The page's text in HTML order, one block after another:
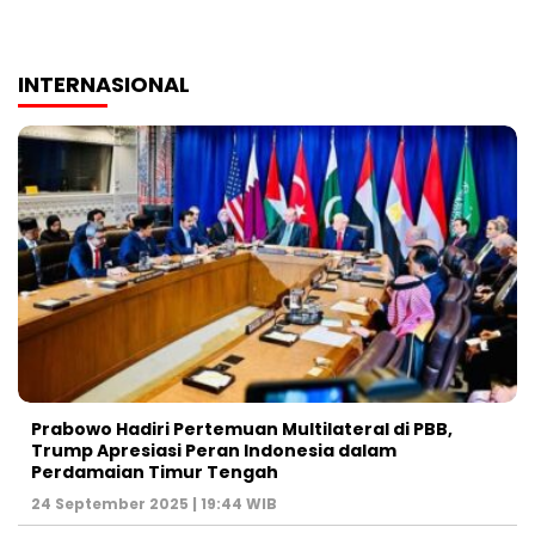
INTERNASIONAL
Prabowo Hadiri Pertemuan Multilateral di PBB,
Trump Apresiasi Peran Indonesia dalam
Perdamaian Timur Tengah
24 September 2025 | 19:44 WIB